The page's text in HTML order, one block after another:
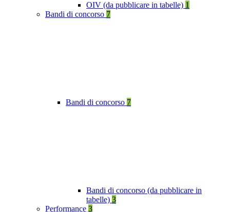
OIV (da pubblicare in tabelle) 1
Bandi di concorso 7
Bandi di concorso 7
Bandi di concorso (da pubblicare in
tabelle) 3
Performance 3